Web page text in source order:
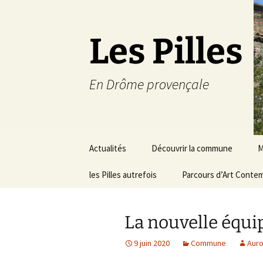
Les Pilles
En Drôme provençale
Aller
contenu
Actualités Découvrir la commune
Le mot du maire
Plans du village
les Pilles autrefois Parcours d’Art
La nouvelle
9 juin 2020 Commune